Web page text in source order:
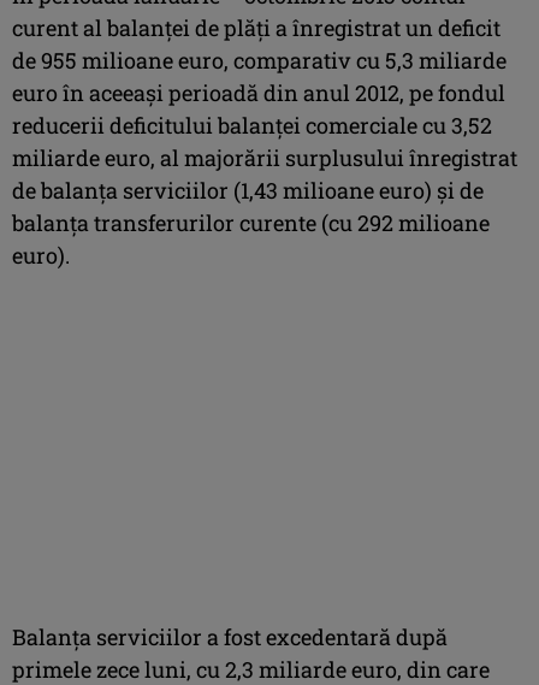
curent al balanţei de plăţi a înregistrat un deficit
de 955 milioane euro, comparativ cu 5,3 miliarde
euro în aceeaşi perioadă din anul 2012, pe fondul
reducerii deficitului balanţei comerciale cu 3,52
miliarde euro, al majorării surplusului înregistrat
de balanţa serviciilor (1,43 milioane euro) şi de
balanţa transferurilor curente (cu 292 milioane
euro).
Balanţa serviciilor a fost excedentară după
primele zece luni, cu 2,3 miliarde euro, din care